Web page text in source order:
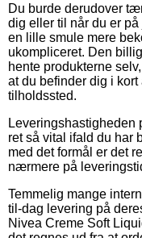
Du burde derudover
dig eller til når du er
en lille smule mere
ukompliceret. Den
hente produkterne
at du befinder dig i
tilholdssted.
ret så vital ifald du har
med det formål er det
nærmere på
Temmelig mange
til-dag levering på
Nivea Creme Soft